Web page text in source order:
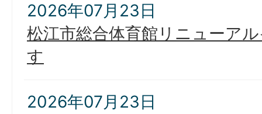
2026年07月23日
松江市総合体育館リニューア
す
2026年07月23日